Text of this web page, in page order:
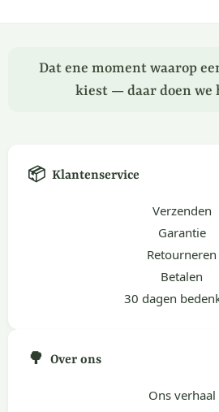
Dat ene moment waarop
kiest — daar doen we
📦 Klantenservice
Verzenden
Garantie
Retourneren
Betalen
30 dagen
🌳 Over ons
Ons verhaal